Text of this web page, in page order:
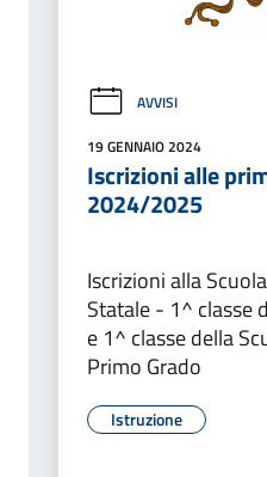
AVVISI
19 GENNAIO 2024
Iscrizioni alle
2024/2025
Iscrizioni alla
Statale - 1^ classe
e 1^ classe della
Primo Grado
Istruzione